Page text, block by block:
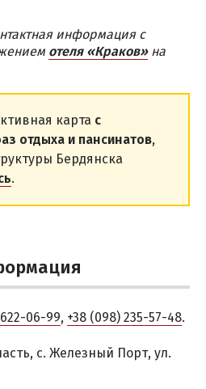
информация с
отеля «Краков»на
карта с
отдыха и пансинатов,
Бердянска
.
06-99, +38 (098) 235-57-48.
с. Железный Порт, ул.